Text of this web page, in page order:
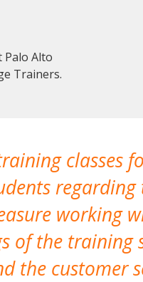
Palo Alto
Trainers.
classes
working
of the training
the customer